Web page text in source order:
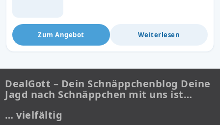
Zum Angebot Weiterlesen
DealGott – Dein Schnäppchenblog Deine
Jagd nach Schnäppchen mit uns ist…
… vielfältig